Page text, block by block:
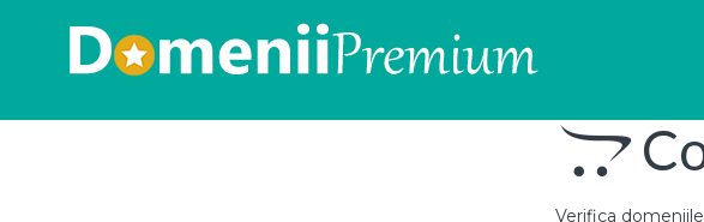
Verifica